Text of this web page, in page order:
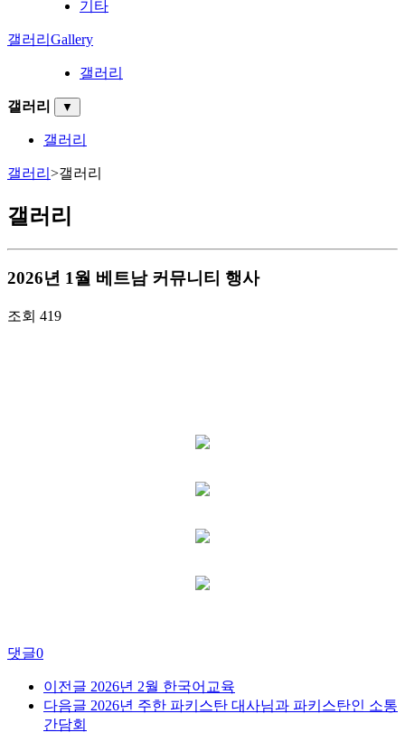
기타
갤러리 Gallery
갤러리
갤러리 ▼
갤러리
갤러리 >갤러리
갤러리
2026년 1월 베트남 커뮤니티 행사
조회 419
댓글0
이전글 2026년 2월 한국어교육
다음글 2026년 주한 파키스탄 대사님과 파키스탄인 소통
간담회